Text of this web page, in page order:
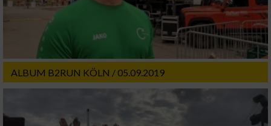
ALBUM B2RUN KÖLN / 05.09.2019
Performance
Funktional
Werbung